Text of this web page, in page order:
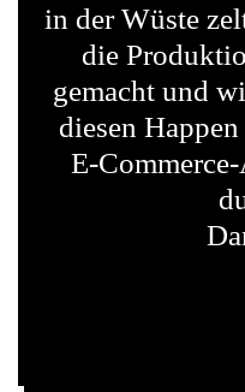
in der Wüste
die
gemacht und
diesen
E-